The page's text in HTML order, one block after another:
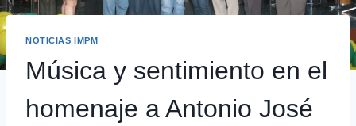
NOTICIAS IMPM
Música y sentimiento en el
homenaje a Antonio José